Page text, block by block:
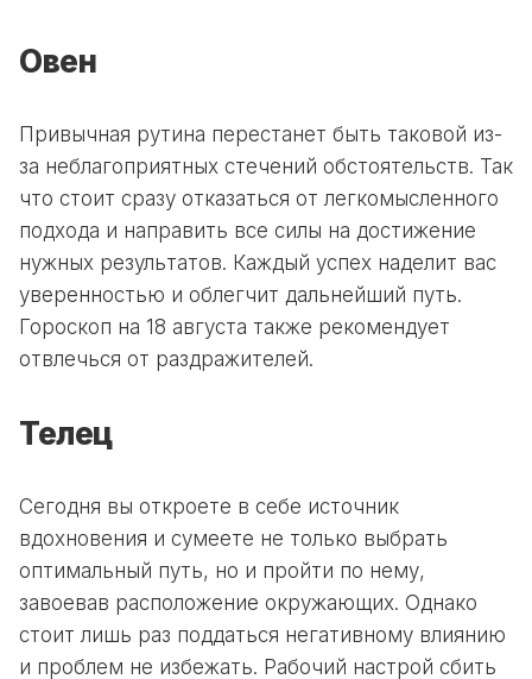
Овен
Привычная рутина перестанет быть таковой из-
за неблагоприятных стечений обстоятельств. Так
что стоит сразу отказаться от легкомысленного
подхода и направить все силы на достижение
нужных результатов. Каждый успех наделит вас
уверенностью и облегчит дальнейший путь.
Гороскоп на 18 августа также рекомендует
отвлечься от раздражителей.
Телец
Сегодня вы откроете в себе источник
вдохновения и сумеете не только выбрать
оптимальный путь, но и пройти по нему,
завоевав расположение окружающих. Однако
стоит лишь раз поддаться негативному влиянию
и проблем не избежать. Рабочий настрой сбить